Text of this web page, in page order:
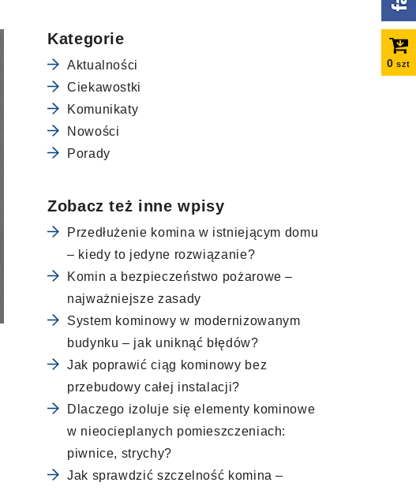
0 szt
Kategorie
Aktualności
Ciekawostki
Komunikaty
Nowości
Porady
Zobacz też inne wpisy
Przedłużenie komina w istniejącym domu
– kiedy to jedyne rozwiązanie?
Komin a bezpieczeństwo pożarowe –
najważniejsze zasady
System kominowy w modernizowanym
budynku – jak uniknąć błędów?
Jak poprawić ciąg kominowy bez
przebudowy całej instalacji?
Dlaczego izoluje się elementy kominowe
w nieocieplanych pomieszczeniach:
piwnice, strychy?
Jak sprawdzić szczelność komina –